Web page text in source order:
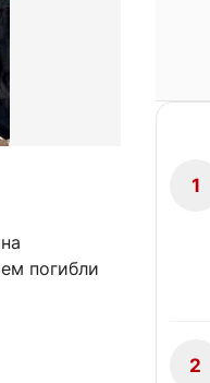
погибли
1
2